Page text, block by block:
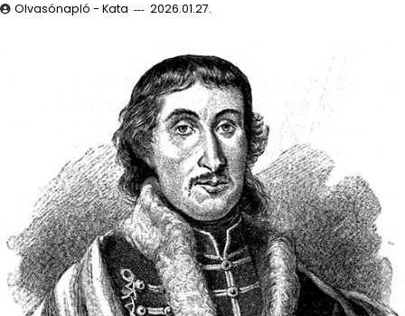
Olvasónapló - Kata 2026.01.27.